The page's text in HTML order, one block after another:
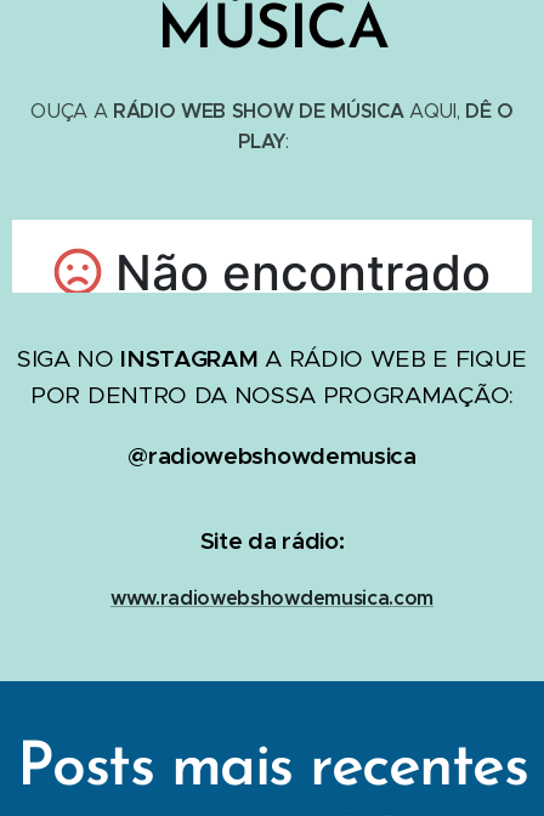
MÚSICA
OUÇA A RÁDIO WEB SHOW DE MÚSICAAQUI, DÊ O
PLAY:
SIGA NO INSTAGRAM A RÁDIO WEB E FIQUE
POR DENTRO DA NOSSA PROGRAMAÇÃO:
@radiowebshowdemusica
Site da rádio:
www.radiowebshowdemusica.com
Posts mais recentes